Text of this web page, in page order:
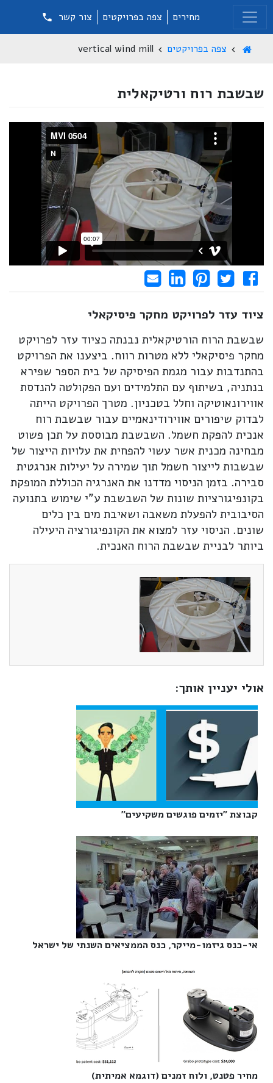
מחירים צפה בפרויקטים צור קשר
צפה בפרויקטים vertical wind mill
שבשבת רוח ורטיקאלית
Share on Facebook
Tweet
Pin it
Share on LinkedIn
Send email
ציוד עזר לפרויקט מחקר פיסיקאלי
שבשבת הרוח הורטיקאלית נבנתה כציוד עזר לפרויקט
מחקר פיסיקאלי ללא מטרות רווח. ביצענו את הפרויקט
בהתנדבות עבור מגמת הפיסיקה של בית הספר שפירא
בנתניה, בשיתוף עם התלמידים ועם הפקולטה להנדסת
אווירונאוטיקה וחלל בטכניון. מטרך הפרויקט הייתה
לבדוק שיפורים אווירודינאמיים עבור שבשבת רוח
אנכית להפקת חשמל. השבשבת מבוססת על תכן פשוט
מבחינה מכנית אשר עשוי להפחית את עלויות הייצור של
שבשבות לייצור חשמל תוך שמירה על יעילות אנרגטית
סבירה. בזמן הניסוי מדדנו את האנרגיה הכוללת המופקת
בקונפיגורציות שונות של השבשבת ע"י שימוש בתנועה
הסיבובית להפעלת משאבה ושאיבת מים בין כלים
שונים. הניסוי עזר למצוא את הקונפיגורציה היעילה
ביותר לבניית שבשבת הרוח האנכית.
אולי יעניין אותך:
קבוצת "יזמים פוגשים משקיעים"‎
אי-כנס גיזמו-מייקר, כנס הממציאים השנתי של ישראל‎
מחיר פטנט, ולוח זמנים (דוגמא אמיתית)‎